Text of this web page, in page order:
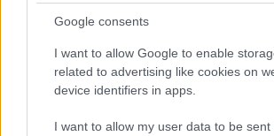
Google consents
I want to allow Google to enable
related to advertising like cookies on
device identifiers in apps.
I want to allow my user data to be sent